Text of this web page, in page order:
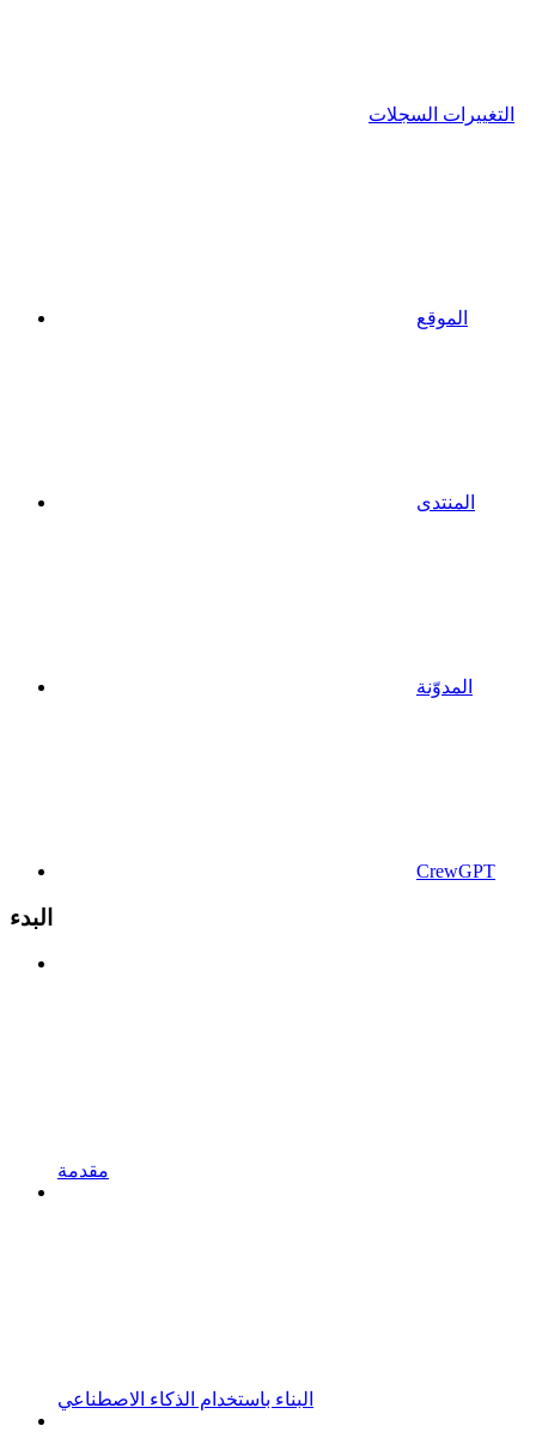
التغييرات السجلات
الموقع
المنتدى
المدوّنة
CrewGPT
البدء
مقدمة
البناء باستخدام الذكاء الاصطناعي